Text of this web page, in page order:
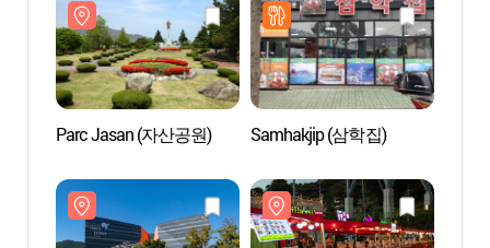
Parc Jasan (자산공원) Samhakjip (삼학집)